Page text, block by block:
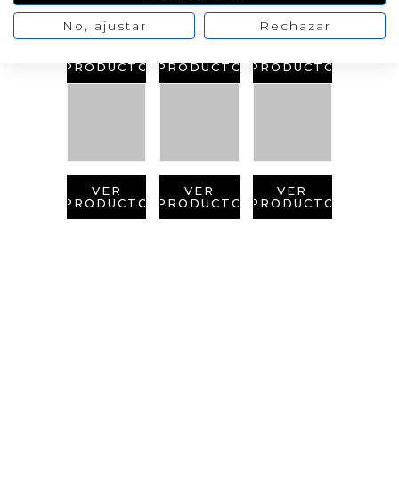
PRODUCTO
PRODUCTO
PRODUCTO
VER
PRODUCTO
VER
PRODUCTO
VER
PRODUCTO
No, ajustar Rechazar